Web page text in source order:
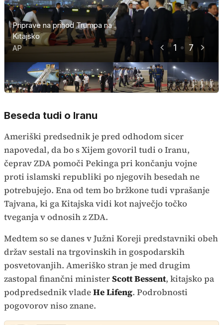
1 7
Priprave na prihod Trumpa na
Kitajsko
AP
Priprave na prihod Trumpa na
Kitajsko
AP
Priprave na prihod Trumpa na
Kitajsko
AP
Priprave na prihod Trumpa na
Kitajsko
AP
Priprave na prihod Trumpa na
Kitajsko
AP
Priprave na prihod Trumpa na
Kitajsko
AP
Priprave na prihod Trumpa na
Kitajsko
AP
Beseda tudi o Iranu
Ameriški predsednik je pred odhodom sicer
napovedal, da bo s Xijem govoril tudi o Iranu,
čeprav ZDA pomoči Pekinga pri končanju vojne
proti islamski republiki po njegovih besedah ne
potrebujejo. Ena od tem bo bržkone tudi vprašanje
Tajvana, ki ga Kitajska vidi kot največjo točko
tveganja v odnosih z ZDA.
Medtem so se danes v Južni Koreji predstavniki obeh
držav sestali na trgovinskih in gospodarskih
posvetovanjih. Ameriško stran je med drugim
zastopal finančni ministerScott Bessent, kitajsko pa
podpredsednik vladeHe Lifeng. Podrobnosti
pogovorov niso znane.